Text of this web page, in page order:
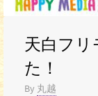
天白フリ
た！
By 丸越